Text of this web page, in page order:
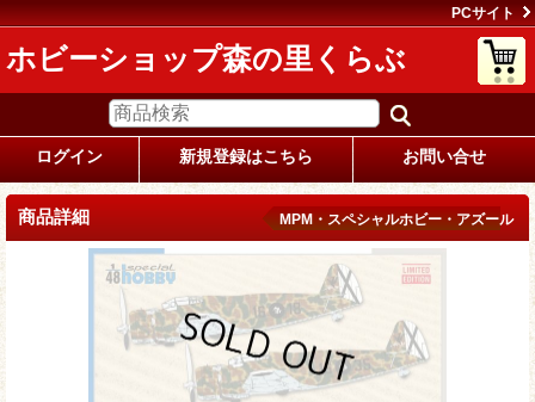
PCサイト
ホビーショップ森の里くらぶ
ログイン 新規登録はこちら お問い合せ
商品詳細 MPM・スペシャルホビー・アズール